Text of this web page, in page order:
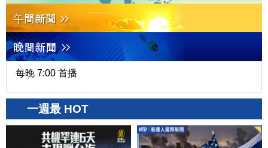
每晚 7:00 首播
一週最 HOT